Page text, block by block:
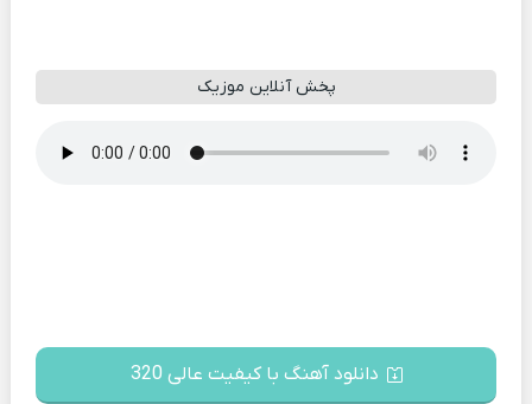
پخش آنلاین موزیک
دانلود آهنگ با کیفیت عالی 320